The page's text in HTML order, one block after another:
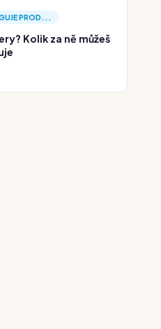
PROD...
Kolik za ně můžeš